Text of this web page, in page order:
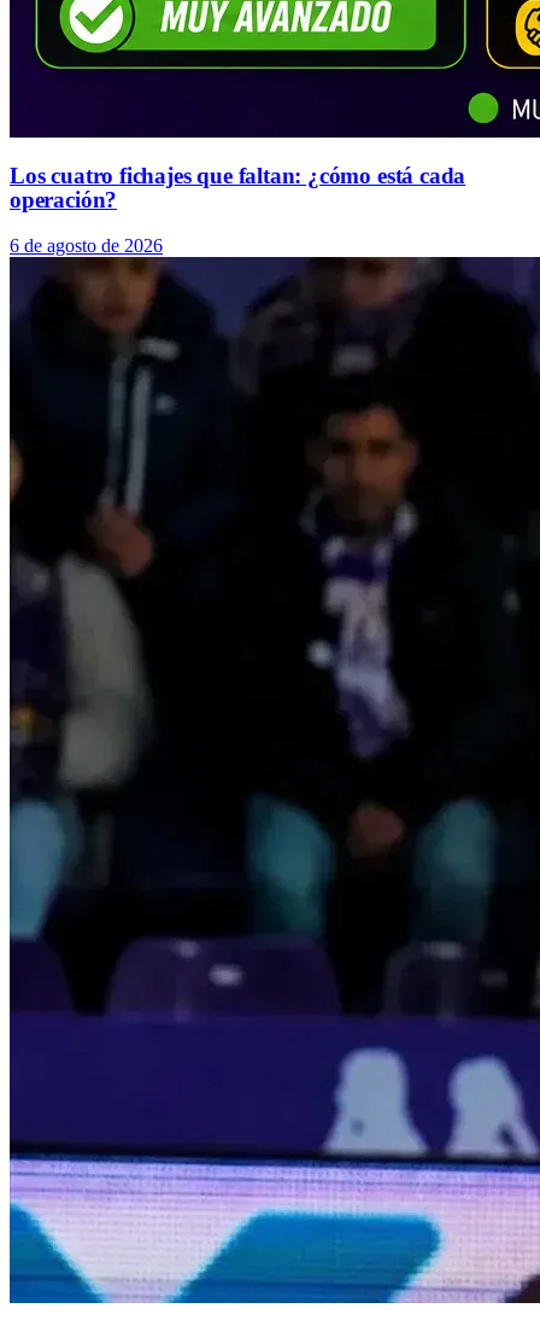
Los cuatro fichajes que faltan: ¿cómo está cada
operación?
6 de agosto de 2026